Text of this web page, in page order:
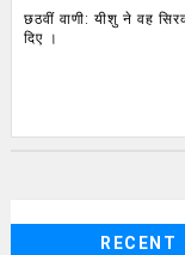
छठवीं वाणी: यीशु ने वह
दिए ।
RECENT